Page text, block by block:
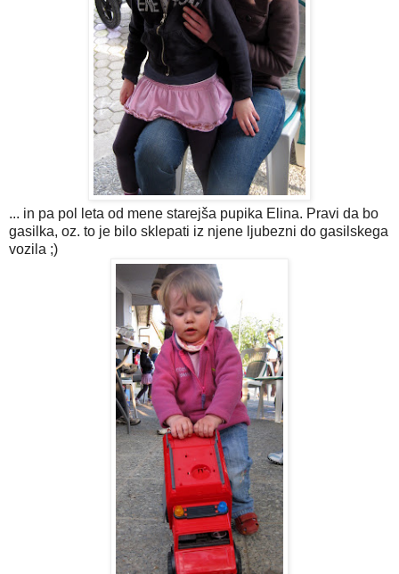
... in pa pol leta od mene starejša pupika Elina. Pravi da bo
gasilka, oz. to je bilo sklepati iz njene ljubezni do gasilskega
vozila ;)